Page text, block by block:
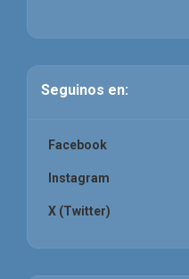
Seguinos en:
Facebook
Instagram
X (Twitter)